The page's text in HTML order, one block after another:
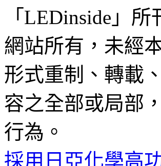
「LEDinside」
網站所有，未經
形式重制、轉載
容之全部或局部
行為。
採用日亞化學高